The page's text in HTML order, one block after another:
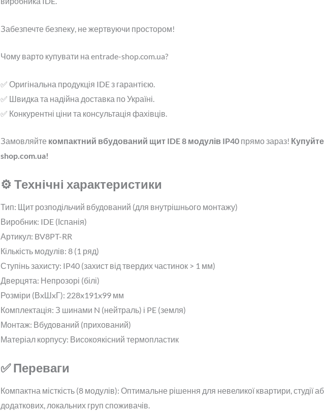
Забезпечте безпеку, не жертвуючи простором!
Чому варто купувати на entrade-shop.com.ua?
✅ Оригінальна продукція IDE з гарантією.
✅ Швидка та надійна доставка по Україні.
✅ Конкурентні ціни та консультація фахівців.
Замовляйте компактний вбудований щит IDE 8 модулів IP40прямо зараз!
shop.com.ua!
⚙️ Технічні характеристики
Тип: Щит розподільчий вбудований (для внутрішнього монтажу)
Виробник: IDE (Іспанія)
Артикул: BV8PT-RR
Кількість модулів: 8 (1 ряд)
Ступінь захисту: IP40 (захист від твердих частинок > 1 мм)
Дверцята: Непрозорі (білі)
Розміри (ВxШxГ): 228x191x99 мм
Комплектація: З шинами N (нейтраль) і PE (земля)
Монтаж: Вбудований (прихований)
Матеріал корпусу: Високоякісний термопластик
✅ Переваги
Компактна місткість (8 модулів): Оптимальне рішення для невеликої квартири, студії
додаткових, локальних груп споживачів.